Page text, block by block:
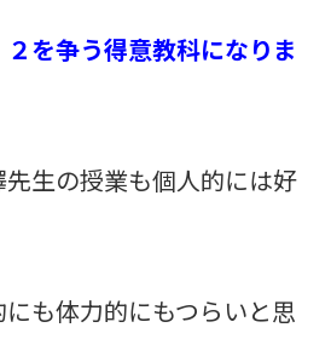
２を争う得意教科になりま
先生の授業も個人的には好
も体力的にもつらいと思